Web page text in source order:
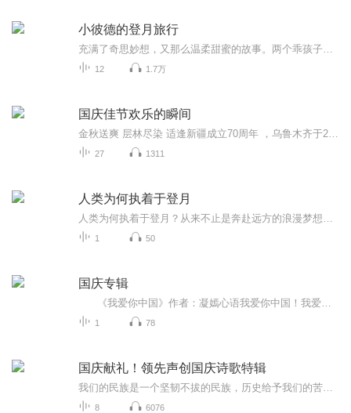
小彼德的登月旅行
12 1.7万
国庆佳节欢乐的瞬间
27 1311
人类为何执着于登月
1 50
国庆专辑
1 78
国庆献礼！领先声创国庆诗歌特辑
8 6076